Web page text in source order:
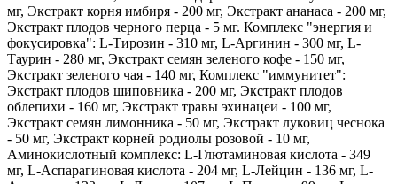
мг, Экстракт корня имбиря - 200 мг, Экстракт ананаса - 200 мг,
Экстракт плодов черного перца - 5 мг. Комплекс "энергия и
фокусировка": L-Тирозин - 310 мг, L-Аргинин - 300 мг, L-
Таурин - 280 мг, Экстракт семян зеленого кофе - 150 мг,
Экстракт зеленого чая - 140 мг, Комплекс "иммунитет":
Экстракт плодов шиповника - 200 мг, Экстракт плодов
облепихи - 160 мг, Экстракт травы эхинацеи - 100 мг,
Экстракт семян лимонника - 50 мг, Экстракт луковиц чеснока
- 50 мг, Экстракт корней родиолы розовой - 10 мг,
Аминокислотный комплекс: L-Глютаминовая кислота - 349
мг, L-Аспарагиновая кислота - 204 мг, L-Лейцин - 136 мг, L-